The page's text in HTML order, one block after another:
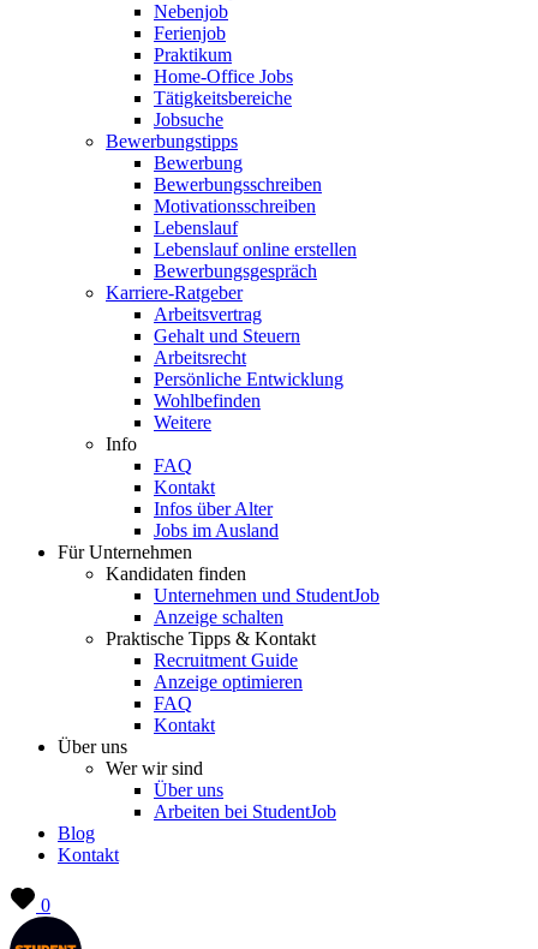
Nebenjob
Ferienjob
Praktikum
Home-Office Jobs
Tätigkeitsbereiche
Jobsuche
Bewerbungstipps
Bewerbung
Bewerbungsschreiben
Motivationsschreiben
Lebenslauf
Lebenslauf online erstellen
Bewerbungsgespräch
Karriere-Ratgeber
Arbeitsvertrag
Gehalt und Steuern
Arbeitsrecht
Persönliche Entwicklung
Wohlbefinden
Weitere
Info
FAQ
Kontakt
Infos über Alter
Jobs im Ausland
Für Unternehmen
Kandidaten finden
Unternehmen und StudentJob
Anzeige schalten
Praktische Tipps & Kontakt
Recruitment Guide
Anzeige optimieren
FAQ
Kontakt
Über uns
Wer wir sind
Über uns
Arbeiten bei StudentJob
Blog
Kontakt
0